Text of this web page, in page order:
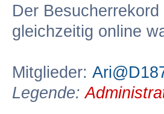
Der Besucherrekord
gleichzeitig online
Mitglieder:
Legende: